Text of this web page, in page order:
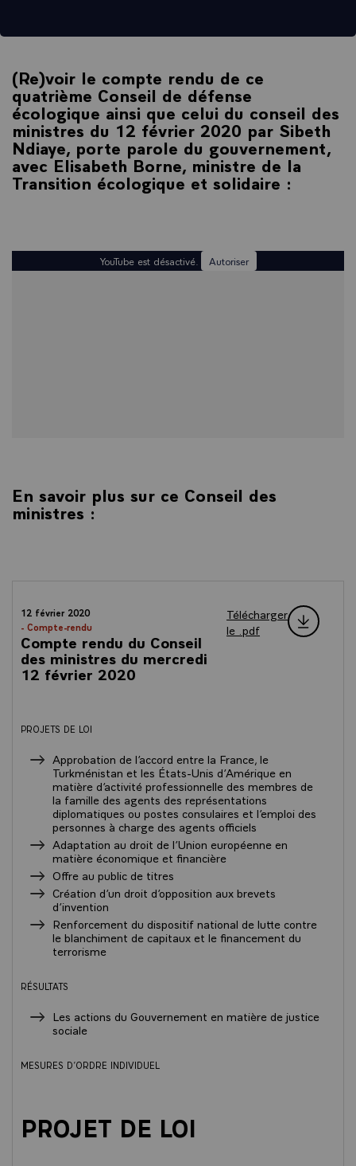
(Re)voir le compte rendu de ce
quatrième Conseil de défense
écologique ainsi que celui du conseil des
ministres du 12 février 2020 par Sibeth
Ndiaye, porte parole du gouvernement,
avec Elisabeth Borne, ministre de la
Transition écologique et solidaire :
YouTube est désactivé. Autoriser
En savoir plus sur ce Conseil des
ministres :
12 février 2020
- Compte-rendu
Compte rendu du Conseil
des ministres du mercredi
12 février 2020
Télécharger
le .pdf
PROJETS DE LOI
Approbation de l’accord entre la France, le
Turkménistan et les États-Unis d’Amérique en
matière d’activité professionnelle des membres de
la famille des agents des représentations
diplomatiques ou postes consulaires et l’emploi des
personnes à charge des agents officiels
Adaptation au droit de l’Union européenne en
matière économique et financière
Offre au public de titres
Création d’un droit d’opposition aux brevets
d’invention
Renforcement du dispositif national de lutte contre
le blanchiment de capitaux et le financement du
terrorisme
RÉSULTATS
Les actions du Gouvernement en matière de justice
sociale
MESURES D’ORDRE INDIVIDUEL
PROJET DE LOI